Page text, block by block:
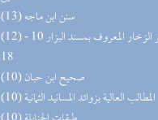
(13) سنن ابن ماجه
(12) البحر الزخار المعروف بمسند البزار 10 -
18
(10) صحيح ابن حبان
(10) المطالب العالية بزوائد المسانيد الثمانية